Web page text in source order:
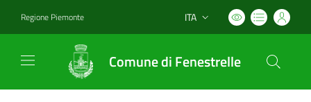
Regione Piemonte Lingua attiva:
ITA
Comune di Fenestrelle